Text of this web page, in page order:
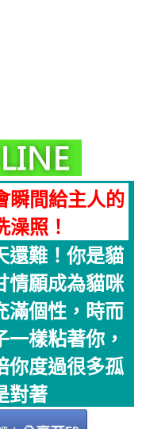
瞬間給主人的
澡照！
還難！你是貓
情願成為貓咪
滿個性，時而
樣粘著你，
你度過很多孤
對著